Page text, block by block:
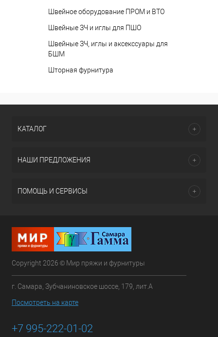
Швейное оборудование ПРОМ и ВТО
Швейные ЗЧ и иглы для ПШО
Швейные ЗЧ, иглы и аксекссуары для
БШМ
Шторная фурнитура
КАТАЛОГ
НАШИ ПРЕДЛОЖЕНИЯ
ПОМОЩЬ И СЕРВИСЫ
Copyright 2026 © Мир пряжи и фурнитуры
г. Самара, Зубчаниновское шоссе, 179, лит.А
Посмотреть на карте
+7 995-222-01-02